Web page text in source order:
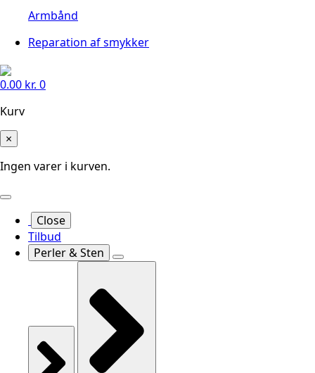
Armbånd
Reparation af smykker
0.00 kr. 0
Kurv
×
Ingen varer i kurven.
Close
Tilbud
Perler & Sten